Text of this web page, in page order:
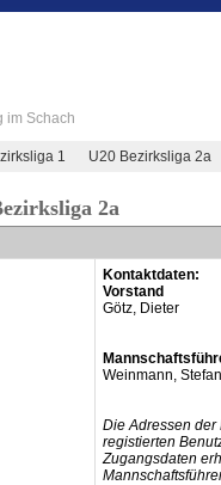
im Schach
1 U20 Bezirksliga 2a
2a
Kontaktdaten:
Vorstand
Götz, Dieter
Weinmann, Stefan
Die Adressen der
registierten
Zugangsdaten